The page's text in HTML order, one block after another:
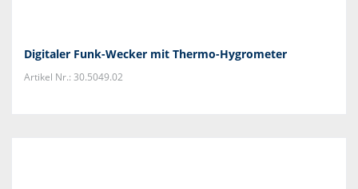
Digitaler Funk-Wecker mit Thermo-Hygrometer
Artikel Nr.: 30.5049.02